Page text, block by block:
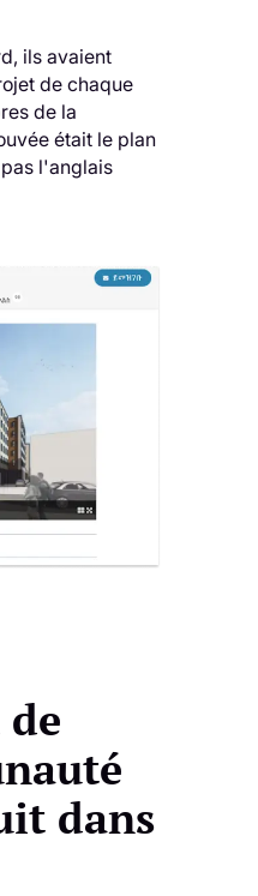
ils avaient
de chaque
de la
était le plan
l'anglais
dans